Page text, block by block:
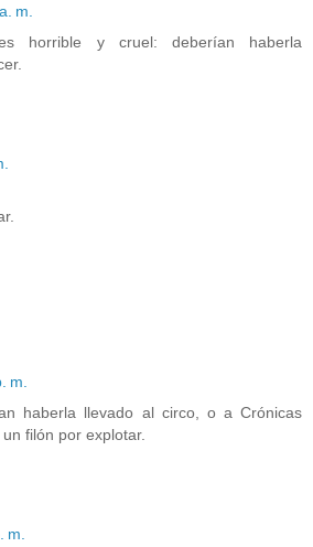
m.
horrible y cruel: deberían haberla
m.
haberla llevado al circo, o a Crónicas
filón por explotar.
m.